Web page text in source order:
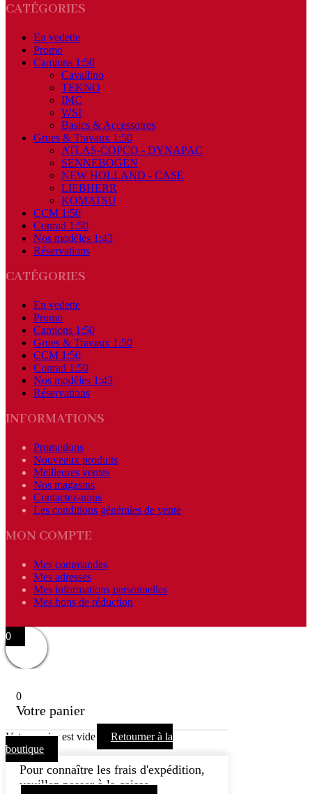
CATÉGORIES
En vedette
Promo
Camions 1:50
Cavallino
TEKNO
IMC
WSI
Basics & Accessoires
Grues & Travaux 1:50
ATLAS-COPCO - DYNAPAC
SENNEBOGEN
NEW HOLLAND - CASE
LIEBHERR
KOMATSU
CCM 1:50
Conrad 1:50
Nos modèles 1:43
Réservations
CATÉGORIES
En vedette
Promo
Camions 1:50
Grues & Travaux 1:50
CCM 1:50
Conrad 1:50
Nos modèles 1:43
Réservations
INFORMATIONS
Promotions
Nouveaux produits
Meilleures ventes
Nos magasins
Contactez-nous
Les conditions générales de vente
MON COMPTE
Mes commandes
Mes adresses
Mes informations personnelles
Mes bons de réduction
0
0
Votre panier
Votre panier est vide
Retourner à la
boutique
Pour connaître les frais d'expédition,
veuillez passer à la caisse.